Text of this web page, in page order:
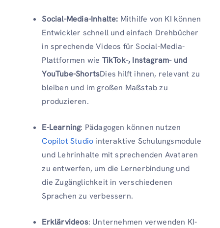
Social-Media-Inhalte: Mithilfe von KI können
Entwickler schnell und einfach Drehbücher
in sprechende Videos für Social-Media-
Plattformen wie TikTok-, Instagram- und
YouTube-ShortsDies hilft ihnen, relevant zu
bleiben und im großen Maßstab zu
produzieren.
E-Learning: Pädagogen können nutzen
Copilot Studio interaktive Schulungsmodule
und Lehrinhalte mit sprechenden Avataren
zu entwerfen, um die Lernerbindung und
die Zugänglichkeit in verschiedenen
Sprachen zu verbessern.
Erklärvideos: Unternehmen verwenden KI-